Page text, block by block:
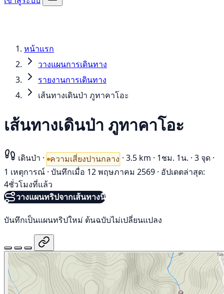
หน้าแรก
วางแผนการเดินทาง
รายงานการเดินทาง
เส้นทางเดินป่า ภูทาคาโอะ
เส้นทางเดินป่า ภูทาคาโอะ
เดินป่า · ความเสี่ยงปานกลาง · 3.5 km · 1ชม. 1น. · 3 จุด ·
1 เหตุการณ์ · บันทึกเมื่อ 12 พฤษภาคม 2569 · อัปเดตล่าสุด:
4ชั่วโมงที่แล้ว
วางแผนทริปจากเส้นทางนี้
บันทึกเป็นแผนทริปใหม่ ต้นฉบับไม่เปลี่ยนแปลง